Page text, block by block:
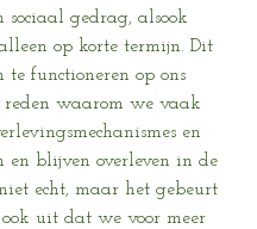
gedrag, alsook
op korte termijn. Dit
functioneren op ons
reden waarom we vaak
en
en blijven overleven in de
echt, maar het gebeurt
ook uit dat we voor meer